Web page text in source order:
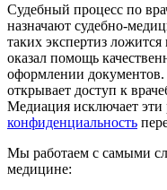
Судебный процесс по
назначают судебно-
таких экспертиз
оказал помощь
оформлении
открывает доступ к
Медиация исключает
конфиденциальность
Мы работаем с самыми
медицине: